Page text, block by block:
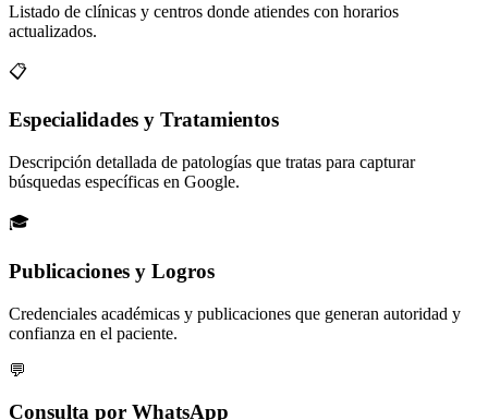
Listado de clínicas y centros donde atiendes con horarios
actualizados.
📋
Especialidades y Tratamientos
Descripción detallada de patologías que tratas para capturar
búsquedas específicas en Google.
🎓
Publicaciones y Logros
Credenciales académicas y publicaciones que generan autoridad y
confianza en el paciente.
💬
Consulta por WhatsApp